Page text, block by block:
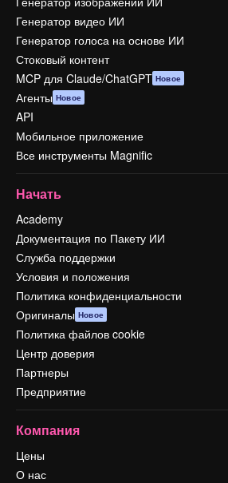
Генератор видео ИИ
Генератор голоса на основе ИИ
Стоковый контент
MCP для Claude/ChatGPT Новое
Агенты Новое
API
Мобильное приложение
Все инструменты Magnific
Начать
Academy
Документация по Пакету ИИ
Служба поддержки
Условия и положения
Политика конфиденциальности
Оригиналы Новое
Политика файлов cookie
Центр доверия
Партнеры
Предприятие
Компания
Цены
О нас